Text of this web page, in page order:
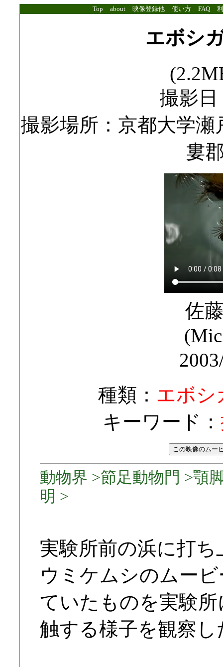
Top about 映像登録他 使い方 FAQ
エボシ
撮影日
撮影場所：京都大学
婁
佐
種類： エボシ
キーワード：
動物界 >節足動物門 >顎
明 >
実験所前の浜に打
ウミケムシのムー
ていたものを実験
触する様子を観察し